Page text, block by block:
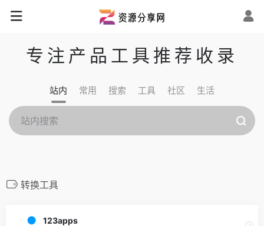
专注产品工具推荐收录
站内 常用 搜索 工具 社区 生活
转换工具
123apps